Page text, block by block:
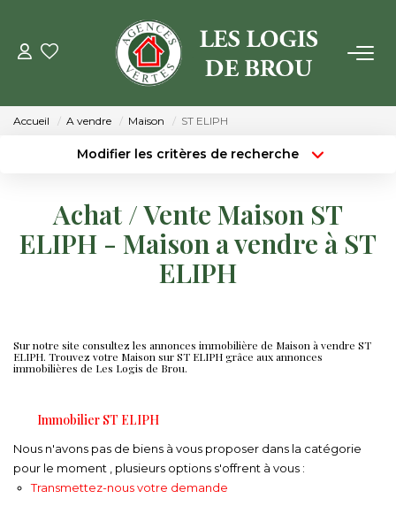
ESTIMATION
Qui Sommes Nous
Notre Équipe
CONTACT
Accueil A vendre Maison ST ELIPH
Modifier les critères de recherche
Sélectionnez...
Type de bien
Surface min
Achat / Vente Maison ST
ELIPH - Maison a vendre à ST
ELIPH
Sur notre site consultez les annonces immobilière de Maison à vendre ST
ELIPH. Trouvez votre Maison sur ST ELIPH grâce aux annonces
immobilières de Les Logis de Brou.
Immobilier ST ELIPH
Nous n'avons pas de biens à vous proposer dans la catégorie
pour le moment , plusieurs options s'offrent à vous :
Transmettez-nous votre demande